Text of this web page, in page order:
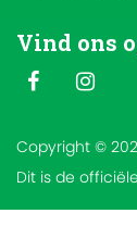
Vind ons
Copyright ©
Dit is de